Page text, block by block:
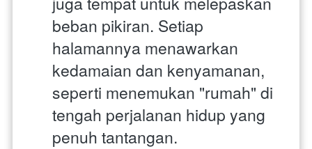
beban pikiran. Setiap
halamannya menawarkan
kedamaian dan kenyamanan,
seperti menemukan "rumah" di
tengah perjalanan hidup yang
penuh tantangan.